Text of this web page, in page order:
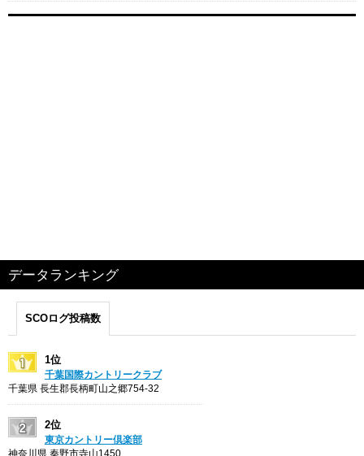
データランキング
SCOログ投稿数
1位
千葉国際カントリークラブ
千葉県 長生郡長柄町山之郷754-32
2位
東京カントリー倶楽部
神奈川県 秦野市寺山1450